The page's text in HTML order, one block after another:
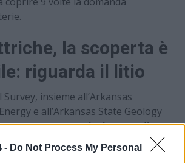
- Do Not Process My Personal
la scoperta è
riguarda il litio
Survey, insieme all’Arkansas
e all’Arkansas State Geology
un enorme giacimento di
della formazione di Smackover
occidentale. Secondo lo stime di